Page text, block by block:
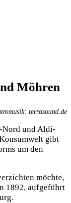
Möhren
terrasound.de
Nord und Aldi-
gibt
um den
möchte,
1892, aufgeführt